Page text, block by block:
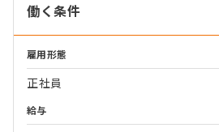
働く条件
雇用形態
正社員
給与